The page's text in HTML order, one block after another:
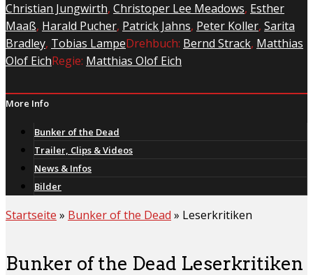
Christian Jungwirth, Christoper Lee Meadows, Esther
Maaß, Harald Pucher, Patrick Jahns, Peter Koller, Sarita
Bradley, Tobias LampeDrehbuch: Bernd Strack, Matthias
Olof EichRegie: Matthias Olof Eich
More Info
Bunker of the Dead
Trailer, Clips & Videos
News & Infos
Bilder
Startseite » Bunker of the Dead » Leserkritiken
Bunker of the Dead Leserkritiken